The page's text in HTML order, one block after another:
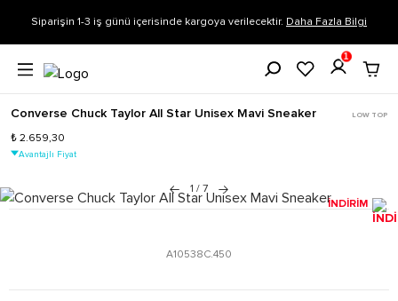
Siparişin 1-3 iş günü içerisinde kargoya verilecektir. Daha Fazla Bilgi
1
Converse Chuck Taylor All Star Unisex Mavi Sneaker LOW TOP
₺ 2.659,30
Avantajlı Fiyat
1 / 7
İNDİRİM
A10538C.450